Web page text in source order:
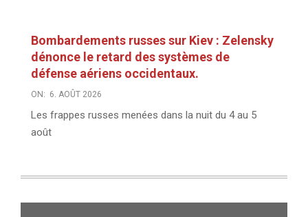
Bombardements russes sur Kiev : Zelensky
dénonce le retard des systèmes de
défense aériens occidentaux.
ON: 6. AOÛT 2026
Les frappes russes menées dans la nuit du 4 au 5
août